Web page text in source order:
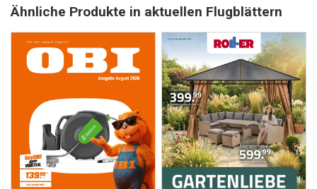
Ähnliche Produkte in aktuellen Flugblättern